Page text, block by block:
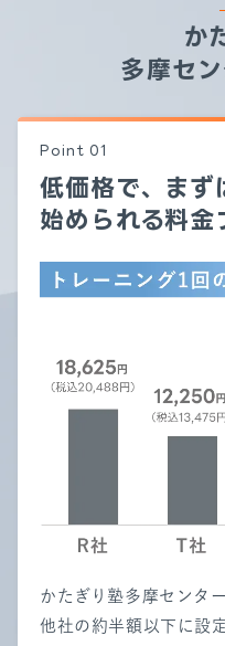
か
多摩セ
低価格で、まず
始められる料金
かたぎり塾多摩センタ
他社の約半額以下に設